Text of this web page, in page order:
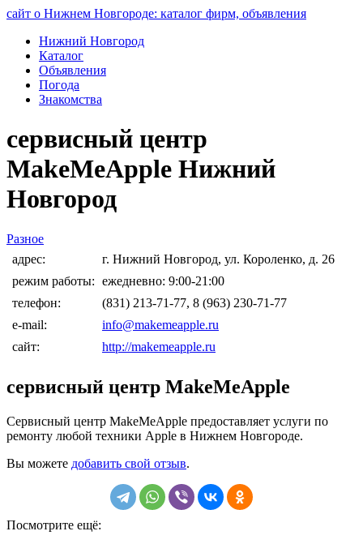
сайт о Нижнем Новгороде: каталог фирм, объявления
Нижний Новгород
Каталог
Объявления
Погода
Знакомства
сервисный центр
MakeMeApple Нижний
Новгород
Разное
адрес:
г. Нижний Новгород, ул. Короленко, д. 26
режим работы: ежедневно: 9:00-21:00
телефон:
(831) 213-71-77, 8 (963) 230-71-77
e-mail:
info@makemeapple.ru
сайт:
http://makemeapple.ru
сервисный центр MakeMeApple
Сервисный центр MakeMeApple предоставляет услуги по
ремонту любой техники Apple в Нижнем Новгороде.
Вы можете добавить свой отзыв.
Посмотрите ещё: